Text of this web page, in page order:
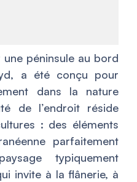
péninsule au bord
a été conçu pour
dans la nature
de l’endroit réside
: des éléments
parfaitement
typiquement
invite à la flânerie, à